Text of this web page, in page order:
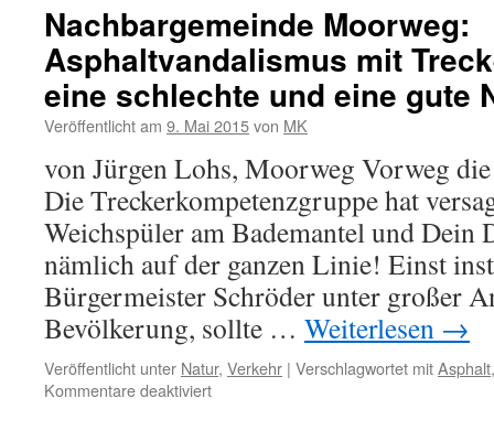
–
staatliche
Nachsicht
für
Jürgen
Max
Johann
Nachbargemeinde Moorweg:
Asphaltvandalismus mit
eine schlechte und eine gute
Veröffentlicht am 9. Mai 2015von MK
von Jürgen Lohs, Moorweg Vorweg
Die Treckerkompetenzgruppe hat
Weichspüler am Bademantel und Dein
nämlich auf der ganzen Li­nie! Einst
Bürgermeister Schröder unter großer
Bevölkerung, sollte … Weiterlesen →
Veröffentlicht unter Natur, Verkehr | Verschlagwortet mitAsphalt
Kommentare deaktiviertfür